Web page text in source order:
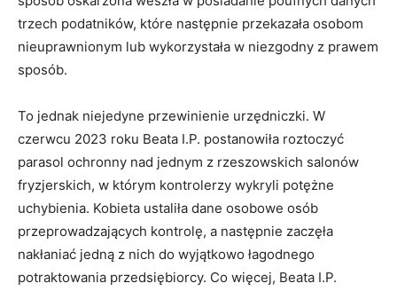
trzech podatników, które następnie przekazała osobom
nieuprawnionym lub wykorzystała w niezgodny z prawem
sposób.
To jednak niejedyne przewinienie urzędniczki. W
czerwcu 2023 roku Beata I.P. postanowiła roztoczyć
parasol ochronny nad jednym z rzeszowskich salonów
fryzjerskich, w którym kontrolerzy wykryli potężne
uchybienia. Kobieta ustaliła dane osobowe osób
przeprowadzających kontrolę, a następnie zaczęła
nakłaniać jedną z nich do wyjątkowo łagodnego
potraktowania przedsiębiorcy. Co więcej, Beata I.P.